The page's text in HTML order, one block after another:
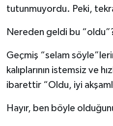
tutunmuyordu. Peki,
Nereden geldi bu
Geçmiş “selam
kalıplarının istemsiz ve
ibarettir “Oldu, iyi
Hayır, ben böyle